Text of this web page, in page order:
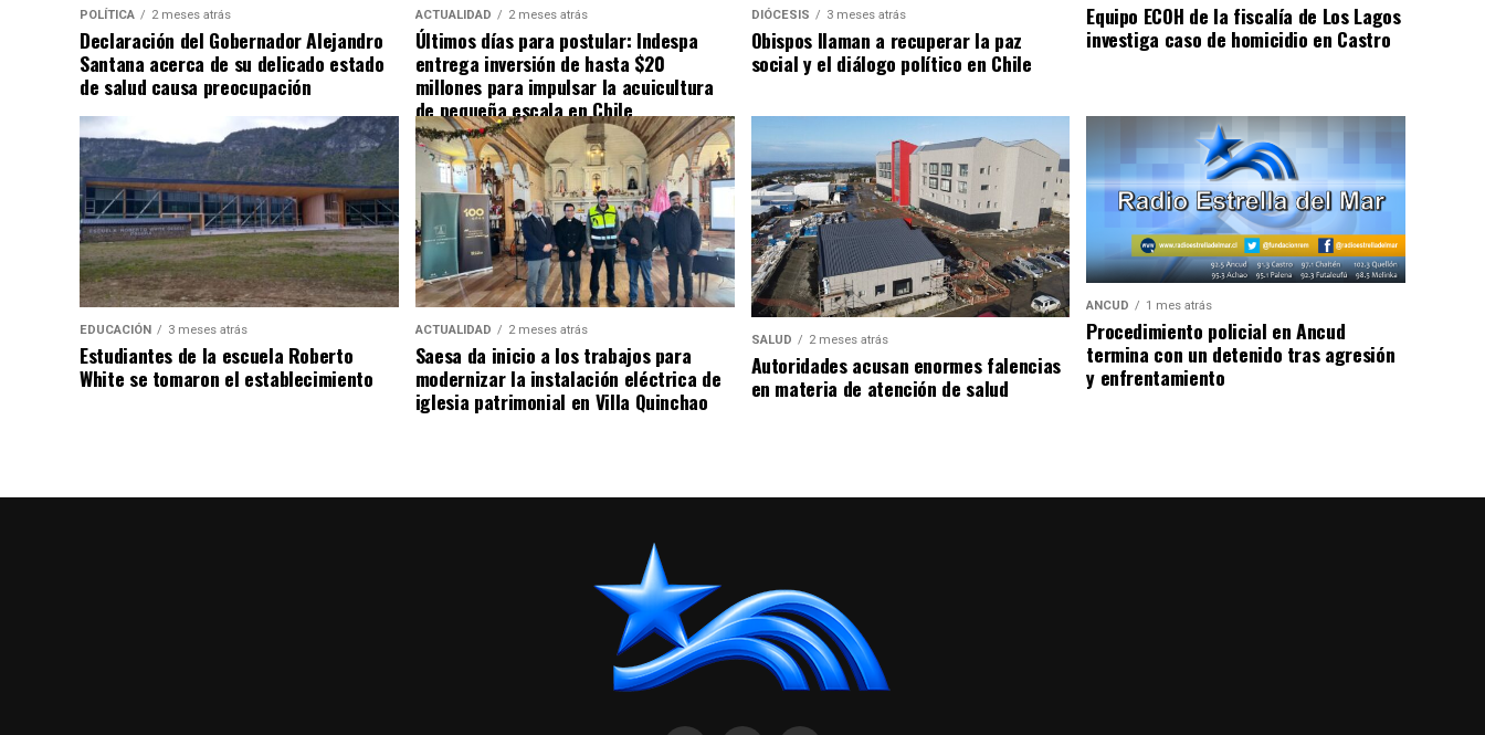
POLÍTICA 2 meses atrás
Declaración del Gobernador Alejandro
Santana acerca de su delicado estado
de salud causa preocupación
ACTUALIDAD 2 meses atrás
Últimos días para postular: Indespa
entrega inversión de hasta $20
millones para impulsar la acuicultura
de pequeña escala en Chile
DIÓCESIS 3 meses atrás
Obispos llaman a recuperar la paz
social y el diálogo político en Chile
Equipo ECOH de la fiscalía de Los Lagos
investiga caso de homicidio en Castro
EDUCACIÓN 3 meses atrás
Estudiantes de la escuela Roberto
White se tomaron el establecimiento
ACTUALIDAD 2 meses atrás
Saesa da inicio a los trabajos para
modernizar la instalación eléctrica de
iglesia patrimonial en Villa Quinchao
SALUD 2 meses atrás
Autoridades acusan enormes falencias
en materia de atención de salud
ANCUD 1 mes atrás
Procedimiento policial en Ancud
termina con un detenido tras agresión
y enfrentamiento